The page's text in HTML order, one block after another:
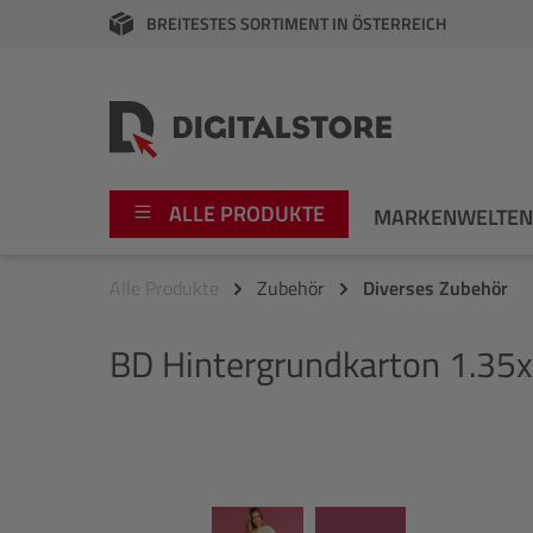
Zur Hauptnavigation springen
BREITESTES SORTIMENT IN ÖSTERREICH
ALLE PRODUKTE MARKENWELTEN
Video
Fujifilm
Alle Produkte Zubehör Diverses Zubehör
BD Hintergrundkarton